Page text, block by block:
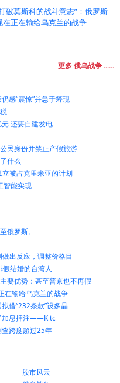
破莫斯科的战斗意志”：俄罗斯
在正在输给乌克兰的战争
更多 俄乌战争 ......
感“震惊”并急于筹现
还要自建发电
民身份并禁止产假旅游
什么
被占克里米亚的计划
智能实现
俄罗斯。
出反应，调整价格目
结婚的台湾人
要优势：甚至普京也不再假
在输给乌克兰的战争
借“232条款”设多晶
加息押注——Kitc
跨度超过25年
股市风云